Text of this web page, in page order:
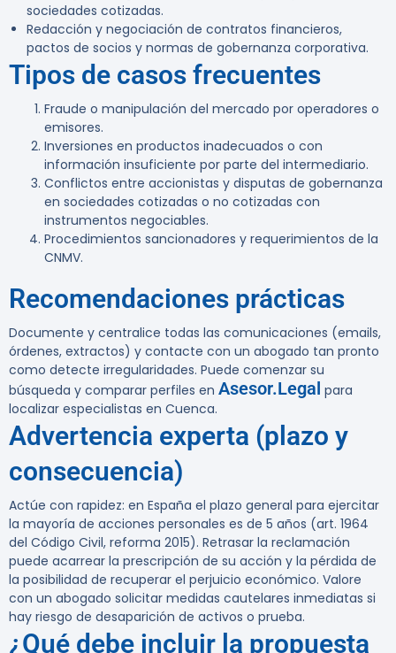
sociedades cotizadas.
Redacción y negociación de contratos financieros,
pactos de socios y normas de gobernanza corporativa.
Tipos de casos frecuentes
Fraude o manipulación del mercado por operadores o
emisores.
Inversiones en productos inadecuados o con
información insuficiente por parte del intermediario.
Conflictos entre accionistas y disputas de gobernanza
en sociedades cotizadas o no cotizadas con
instrumentos negociables.
Procedimientos sancionadores y requerimientos de la
CNMV.
Recomendaciones prácticas
Documente y centralice todas las comunicaciones (emails,
órdenes, extractos) y contacte con un abogado tan pronto
como detecte irregularidades. Puede comenzar su
búsqueda y comparar perfiles en Asesor.Legal para
localizar especialistas en Cuenca.
Advertencia experta (plazo y
consecuencia)
Actúe con rapidez: en España el plazo general para ejercitar
la mayoría de acciones personales es de 5 años (art. 1964
del Código Civil, reforma 2015). Retrasar la reclamación
puede acarrear la prescripción de su acción y la pérdida de
la posibilidad de recuperar el perjuicio económico. Valore
con un abogado solicitar medidas cautelares inmediatas si
hay riesgo de desaparición de activos o prueba.
¿Qué debe incluir la propuesta